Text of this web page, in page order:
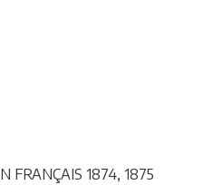
FRANÇAIS 1874, 1875